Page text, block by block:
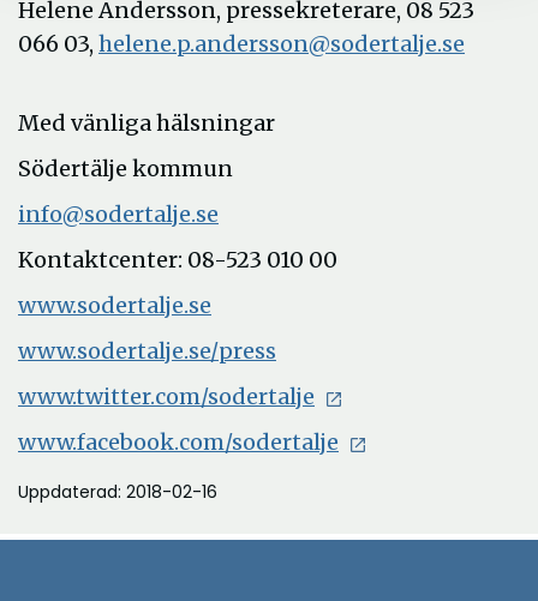
Helene Andersson, pressekreterare, 08 523
066 03, helene.p.andersson@sodertalje.se
Med vänliga hälsningar
Södertälje kommun
info@sodertalje.se
Kontaktcenter: 08-523 010 00
www.sodertalje.se
www.sodertalje.se/press
www.twitter.com/sodertalje
www.facebook.com/sodertalje
Uppdaterad: 2018-02-16